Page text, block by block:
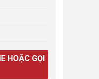
HOẶC GỌI